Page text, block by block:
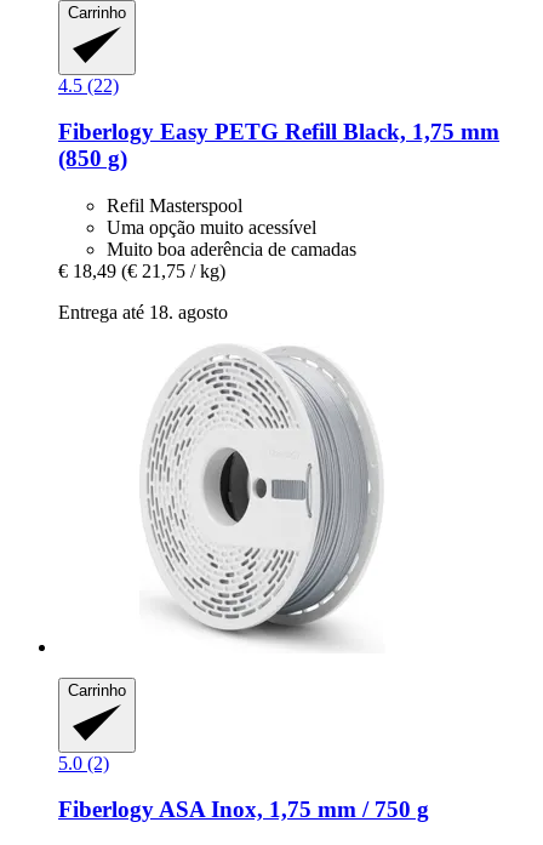
Carrinho
4.5 (22)
Fiberlogy Easy PETG Refill Black, 1,75 mm
(850 g)
Refil Masterspool
Uma opção muito acessível
Muito boa aderência de camadas
€ 18,49 (€ 21,75 / kg)
Entrega até 18. agosto
Carrinho
5.0 (2)
FiberlogyASA Inox, 1,75 mm / 750 g